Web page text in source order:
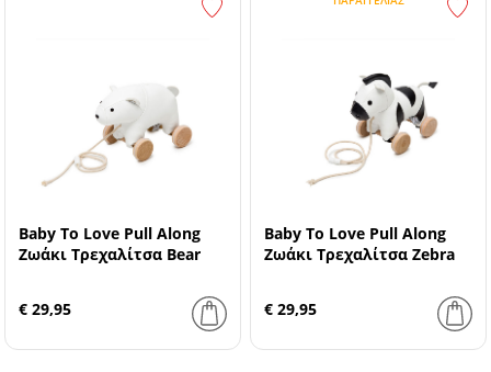
Baby To Love Pull Along
Ζωάκι Τρεχαλίτσα Bear
€ 29,95
Baby To Love Pull Along
Ζωάκι Τρεχαλίτσα Zebra
€ 29,95